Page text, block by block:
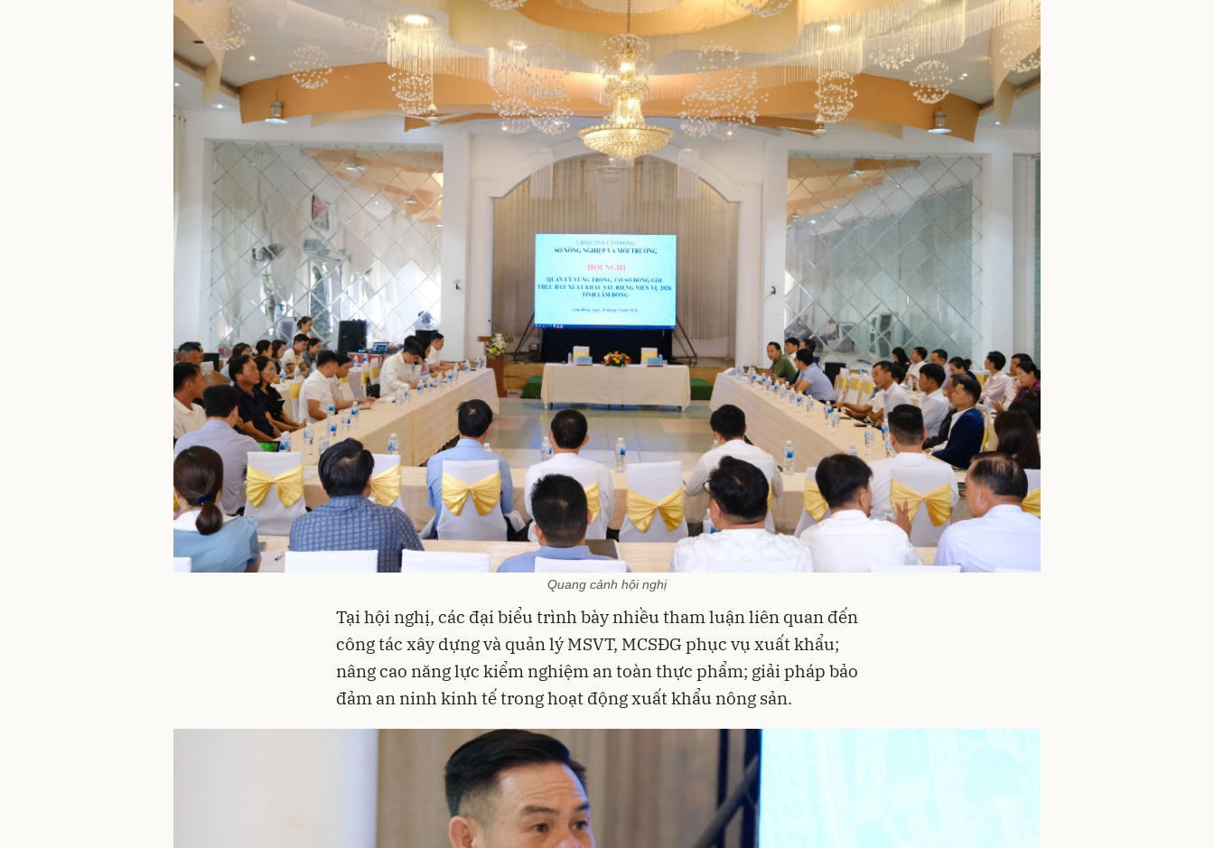
Quang cảnh hội nghị
Tại hội nghị, các đại biểu trình bày nhiều tham luận liên quan đến
công tác xây dựng và quản lý MSVT, MCSĐG phục vụ xuất khẩu;
nâng cao năng lực kiểm nghiệm an toàn thực phẩm; giải pháp bảo
đảm an ninh kinh tế trong hoạt động xuất khẩu nông sản.